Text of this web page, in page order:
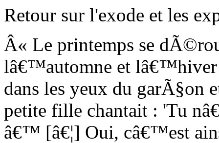
Retour sur l'exode et les
Â« Le printemps se
lâ€™automne et
dans les yeux du garÃ§on
petite fille chantait : 'Tu
â€™ [â€¦] Oui, câ€™est